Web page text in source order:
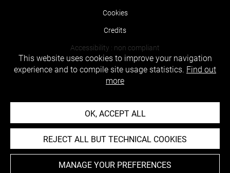
Cookies
Credits
Accessibility : non compliant
This website uses cookies to improve your navigation
experience and to compile site usage statistics. Find out
more
OK, ACCEPT ALL
REJECT ALL BUT TECHNICAL COOKIES
MANAGE YOUR PREFERENCES